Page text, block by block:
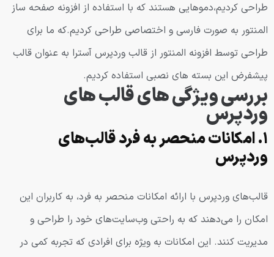
طراحی کردیم،دموهایی هستند که با استفاده از افزونه صفحه ساز
المنتور به صورت فارسی و اختصاصی طراحی کردیم.که ما برای
طراحی توسط افزونه المنتور از قالب وردپرس آسترا به عنوان قالب
پیشفرض این بسته های نصبی استفاده کردیم.
بررسی ویژگی های قالب های
وردپرس
۱. امکانات منحصر به فرد قالب‌های
وردپرس
قالب‌های وردپرس با ارائه امکانات منحصر به فرد، به کاربران این
امکان را می‌دهند که به راحتی وب‌سایت‌های خود را طراحی و
مدیریت کنند. این امکانات به ویژه برای افرادی که تجربه کمی در